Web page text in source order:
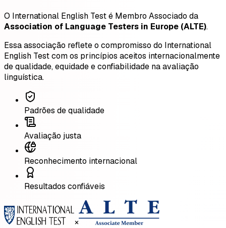
O International English Test é Membro Associado da
Association of Language Testers in Europe (ALTE).
Essa associação reflete o compromisso do International
English Test com os princípios aceitos internacionalmente
de qualidade, equidade e confiabilidade na avaliação
linguística.
Padrões de qualidade
Avaliação justa
Reconhecimento internacional
Resultados confiáveis
×